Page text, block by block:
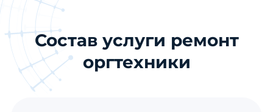
Состав услуги ремонт
оргтехники